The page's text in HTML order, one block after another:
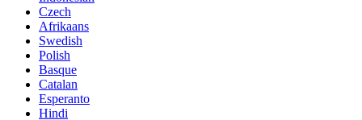
Czech
Afrikaans
Swedish
Polish
Basque
Catalan
Esperanto
Hindi